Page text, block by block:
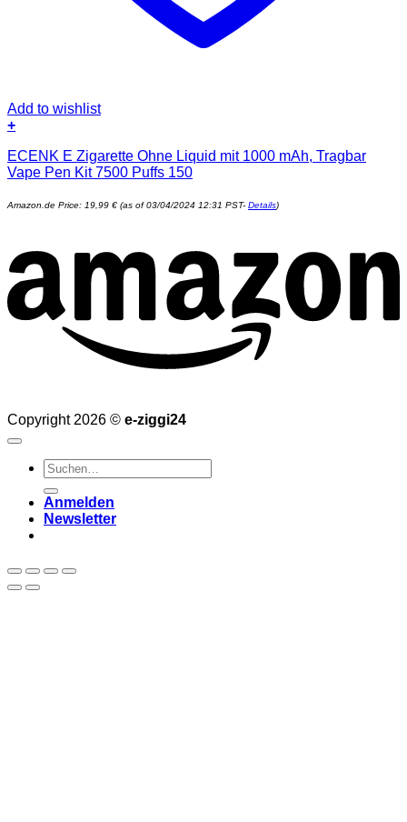
Add to wishlist
+
ECENK E Zigarette Ohne Liquid mit 1000 mAh, Tragbar
Vape Pen Kit 7500 Puffs 150
Amazon.de Price: 19,99 € (as of 03/04/2024 12:31 PST- Details)
Copyright 2026 © e-ziggi24
Suchen
nach:
Anmelden
Newsletter